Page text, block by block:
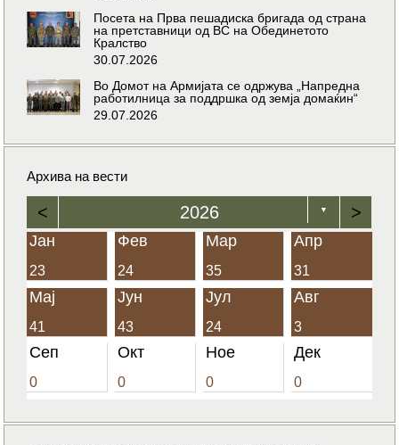
Посета на Прва пешадиска бригада од страна
на претставници од ВС на Обединетото
Кралство
30.07.2026
Во Домот на Армијата се одржува „Напредна
работилница за поддршка од земја домаќин“
29.07.2026
Архива на вести
< 2026 ▼ >
Јан
23
Фев
24
Мар
35
Апр
31
Мај
41
Јун
43
Јул
24
Авг
3
Сеп
0
Окт
0
Ное
0
Дек
0